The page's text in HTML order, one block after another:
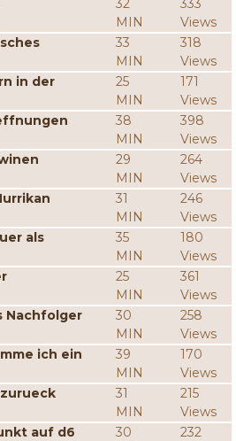
32
MIN
333
Views
33
MIN
318
Views
in der
25
MIN
171
Views
38
MIN
398
Views
29
MIN
264
Views
31
MIN
246
Views
als
35
MIN
180
Views
25
MIN
361
Views
Nachfolger
30
MIN
258
Views
ich ein
39
MIN
170
Views
zurueck
31
MIN
215
Views
auf d6
30
232